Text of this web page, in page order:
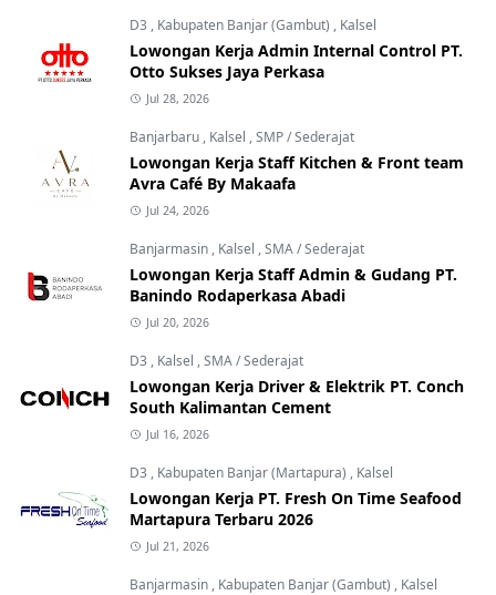
D3 , Kabupaten Banjar (Gambut) , Kalsel
Lowongan Kerja Admin Internal Control PT.
Otto Sukses Jaya Perkasa
Jul 28, 2026
Banjarbaru , Kalsel ,SMP / Sederajat
Lowongan Kerja Staff Kitchen & Front team
Avra Café By Makaafa
Jul 24, 2026
Banjarmasin , Kalsel ,SMA / Sederajat
Lowongan Kerja Staff Admin & Gudang PT.
Banindo Rodaperkasa Abadi
Jul 20, 2026
D3 , Kalsel ,SMA / Sederajat
Lowongan Kerja Driver & Elektrik PT. Conch
South Kalimantan Cement
Jul 16, 2026
D3 , Kabupaten Banjar (Martapura) , Kalsel
Lowongan Kerja PT. Fresh On Time Seafood
Martapura Terbaru 2026
Jul 21, 2026
Banjarmasin , Kabupaten Banjar (Gambut) , Kalsel